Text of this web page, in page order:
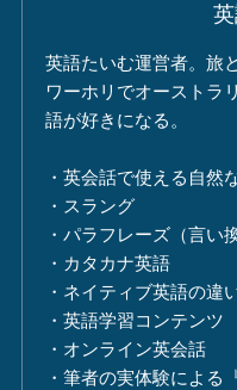
英語たいむ運営者。旅
ワーホリでオーストラ
語が好きになる。
・英会話で使える自然
・スラング
・パラフレーズ（言い
・カタカナ英語
・ネイティブ英語の違
・英語学習コンテンツ
・オンライン英会話
・筆者の実体験による